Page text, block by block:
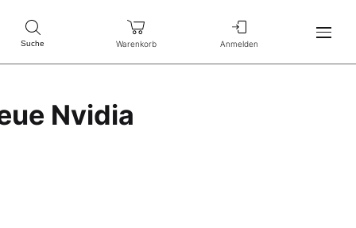
Suche Warenkorb Anmelden
Nvidia